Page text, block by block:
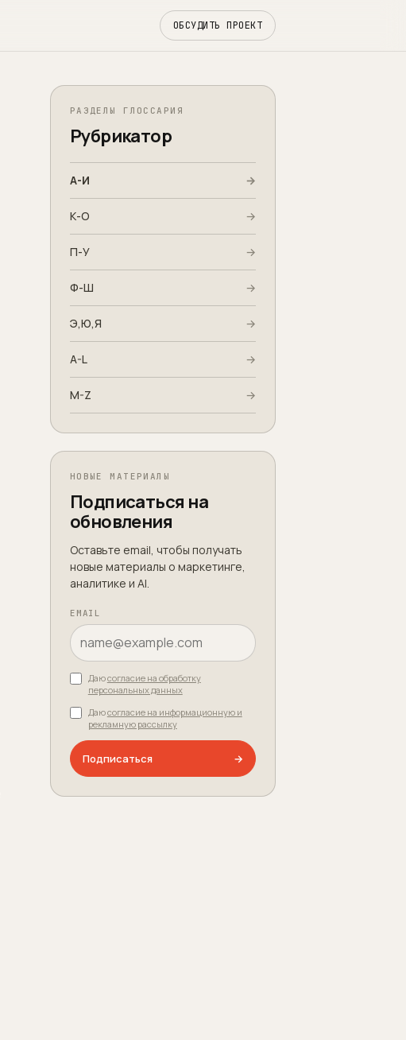
ОБСУДИТЬ ПРОЕКТ
РАЗДЕЛЫ ГЛОССАРИЯ
Рубрикатор
А-И →
К-О →
П-У →
Ф-Ш →
Э,Ю,Я →
A-L →
M-Z →
НОВЫЕ МАТЕРИАЛЫ
Подписаться на
обновления
Оставьте email, чтобы получать
новые материалы о маркетинге,
аналитике и AI.
EMAIL
Даюсогласие на обработку
персональных данных
Даюсогласие на информационную и
рекламную рассылку
Подписаться →